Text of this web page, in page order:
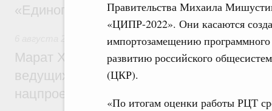
Правительства Михаила
«ЦИПР-2022». Они касаются
импортозамещению
развитию российского
(ЦКР).
«По итогам оценки работы РЦТ
«Единого заказчика»
Национальный проект «Инфраструктура
Марат Хуснуллин: Порядка 200
ведущих к спортивным объектам,
нацпроекту «Инфраструктура для